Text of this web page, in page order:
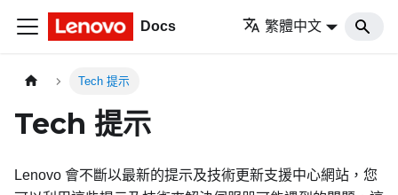
Docs 繁體中文
Tech 提示
Tech 提示
Lenovo 會不斷以最新的提示及技術更新支援中心網站，您